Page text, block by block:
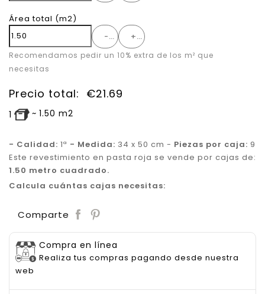
Área total (m2)
-
+
Recomendamos pedir un 10% extra de los m² que
necesitas
Precio total: €21.69
1 ~ 1.50 m2
- Calidad: 1ª - Medida: 34 x 50 cm - Piezas por caja: 9
Este revestimiento en pasta roja se vende por cajas de:
1.50 metro cuadrado.
Calcula cuántas cajas necesitas:
Comparte
Compra en línea
Realiza tus compras pagando desde nuestra
web